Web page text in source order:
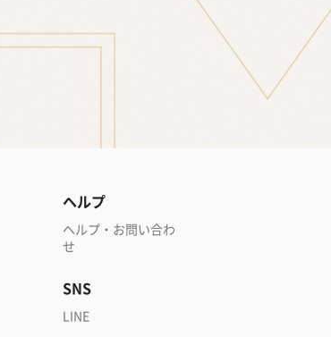
ヘルプ
ヘルプ・お問い合わ
せ
SNS
LINE